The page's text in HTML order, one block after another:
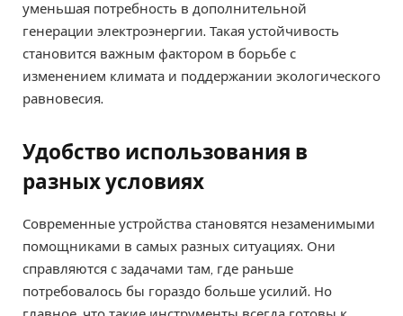
уменьшая потребность в дополнительной
генерации электроэнергии. Такая устойчивость
становится важным фактором в борьбе с
изменением климата и поддержании экологического
равновесия.
Удобство использования в
разных условиях
Современные устройства становятся незаменимыми
помощниками в самых разных ситуациях. Они
справляются с задачами там, где раньше
потребовалось бы гораздо больше усилий. Но